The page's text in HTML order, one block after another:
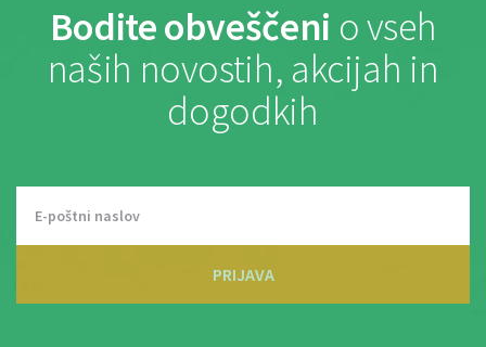
Bodite obveščeni o vseh
naših novostih, akcijah in
dogodkih
PRIJAVA